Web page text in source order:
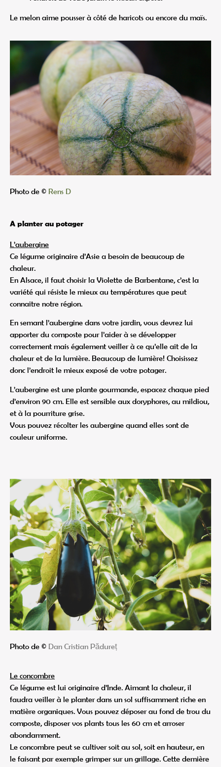
Le melon aime pousser à côté de haricots ou encore du maïs.
Photo de © Rens D
A planter au potager
L’aubergine
Ce légume originaire d’Asie a besoin de beaucoup de
chaleur.
En Alsace, il faut choisir la Violette de Barbentane, c’est la
variété qui résiste le mieux au températures que peut
connaitre notre région.
En semant l’aubergine dans votre jardin, vous devrez lui
apporter du composte pour l’aider à se développer
correctement mais également veiller à ce qu’elle ait de la
chaleur et de la lumière. Beaucoup de lumière! Choisissez
donc l’endroit le mieux exposé de votre potager.
L’aubergine est une plante gourmande, espacez chaque pied
d’environ 90 cm. Elle est sensible aux doryphores, au mildiou,
et à la pourriture grise.
Vous pouvez récolter les aubergine quand elles sont de
couleur uniforme.
Photo de © Dan Cristian Pădureț
Le concombre
Ce légume est lui originaire d’Inde. Aimant la chaleur, il
faudra veiller à le planter dans un sol suffisamment riche en
matière organiques. Vous pouvez déposer au fond de trou du
composte, disposer vos plants tous les 60 cm et arroser
abondamment.
Le concombre peut se cultiver soit au sol, soit en hauteur, en
le faisant par exemple grimper sur un grillage. Cette dernière